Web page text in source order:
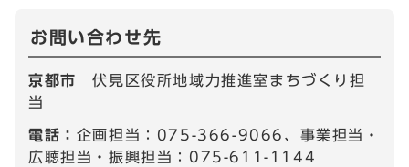
お問い合わせ先
京都市伏見区役所地域力推進室まちづくり担
当
電話： 企画担当：075-366-9066、事業担当・
広聴担当・振興担当：075-611-1144